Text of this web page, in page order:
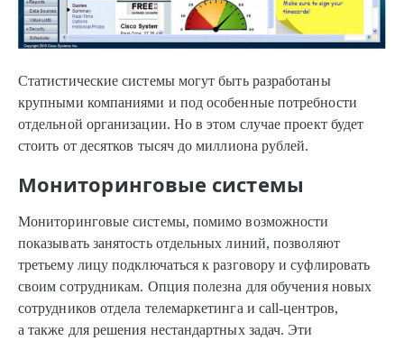
Статистические системы могут быть разработаны
крупными компаниями и под особенные потребности
отдельной организации. Но в этом случае проект будет
стоить от десятков тысяч до миллиона рублей.
Мониторинговые системы
Мониторинговые системы, помимо возможности
показывать занятость отдельных линий, позволяют
третьему лицу подключаться к разговору и суфлировать
своим сотрудникам. Опция полезна для обучения новых
сотрудников отдела телемаркетинга и call-центров,
а также для решения нестандартных задач. Эти